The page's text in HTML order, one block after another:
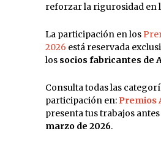
reforzar la rigurosidad en
La participación en los
2026 está reservada
los socios fabricantes de
Consulta todas las
participación en: Premios
presenta tus trabajos
marzo de 2026.